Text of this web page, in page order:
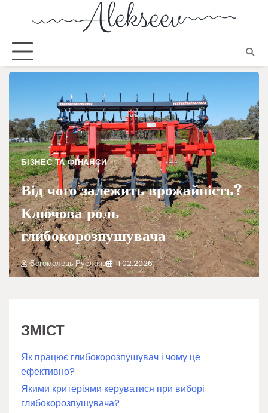
БІЗНЕС ТА ФІНАНСИ
Від чого залежить врожайність?
Ключова роль
глибокорозпушувача
Богомолець Руслана 11.02.2026
ЗМІСТ
Як працює глибокорозпушувач і чому це
ефективно?
Якими критеріями керуватися при виборі
глибокорозпушувача?